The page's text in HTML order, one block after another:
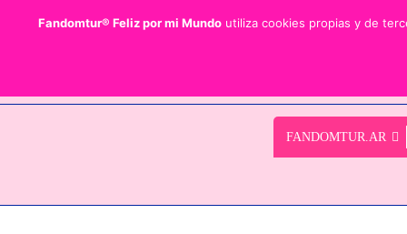
Fandomtur® MI FANDOM AutogestionarME Fandomius
FANDOMTUR.AR
Fandomtur® Feliz por mi Mundoutiliza cookies propias y de